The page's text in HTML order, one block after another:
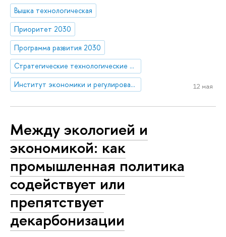
Вышка технологическая
Приоритет 2030
Программа развития 2030
Стратегические технологические проекты
Институт экономики и регулирования инфраструктурных отраслей
12 мая
Между экологией и
экономикой: как
промышленная политика
содействует или
препятствует
декарбонизации